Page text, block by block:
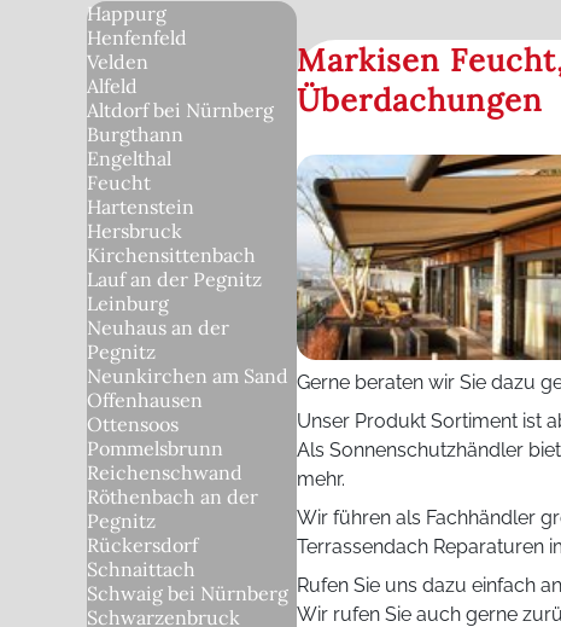
Markisen
Überdachungen
Gerne beraten wir Sie dazu
Unser Produkt Sortiment ist
Als Sonnenschutzhändler
mehr.
Wir führen als Fachhändler
Terrassendach Reparaturen
Rufen Sie uns dazu einfach
Wir rufen Sie auch gerne
Happurg
Henfenfeld
Velden
Alfeld
Altdorf bei Nürnberg
Burgthann
Engelthal
Feucht
Hartenstein
Hersbruck
Kirchensittenbach
Lauf an der Pegnitz
Leinburg
Neuhaus an der
Pegnitz
Neunkirchen am Sand
Offenhausen
Ottensoos
Pommelsbrunn
Reichenschwand
Röthenbach an der
Pegnitz
Rückersdorf
Schnaittach
Schwaig bei Nürnberg
Schwarzenbruck